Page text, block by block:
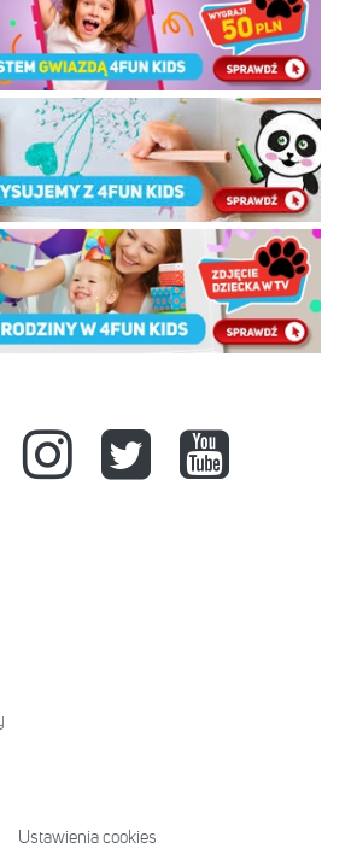
Ustawienia cookies